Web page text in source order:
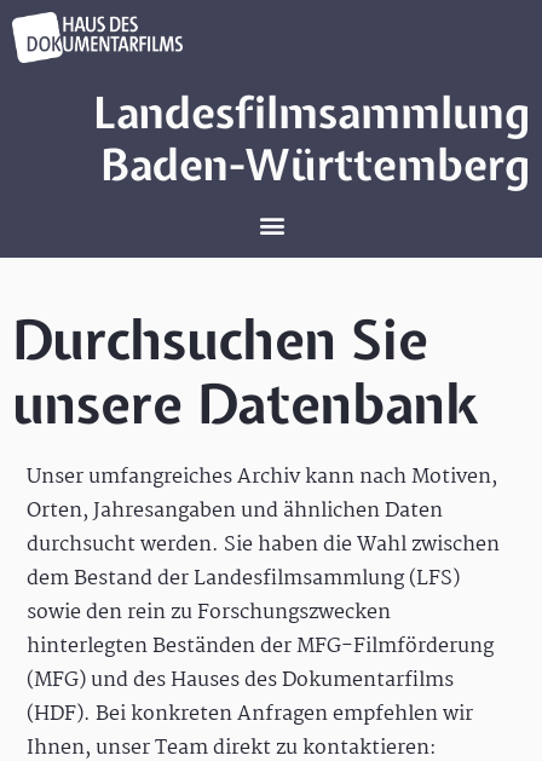
Landesfilmsammlung
Baden-Württemberg
Durchsuchen Sie
unsere Datenbank
Unser umfangreiches Archiv kann nach Motiven,
Orten, Jahresangaben und ähnlichen Daten
durchsucht werden. Sie haben die Wahl zwischen
dem Bestand der Landesfilmsammlung (LFS)
sowie den rein zu Forschungszwecken
hinterlegten Beständen der MFG-Filmförderung
(MFG) und des Hauses des Dokumentarfilms
(HDF). Bei konkreten Anfragen empfehlen wir
Ihnen, unser Team direkt zu kontaktieren: